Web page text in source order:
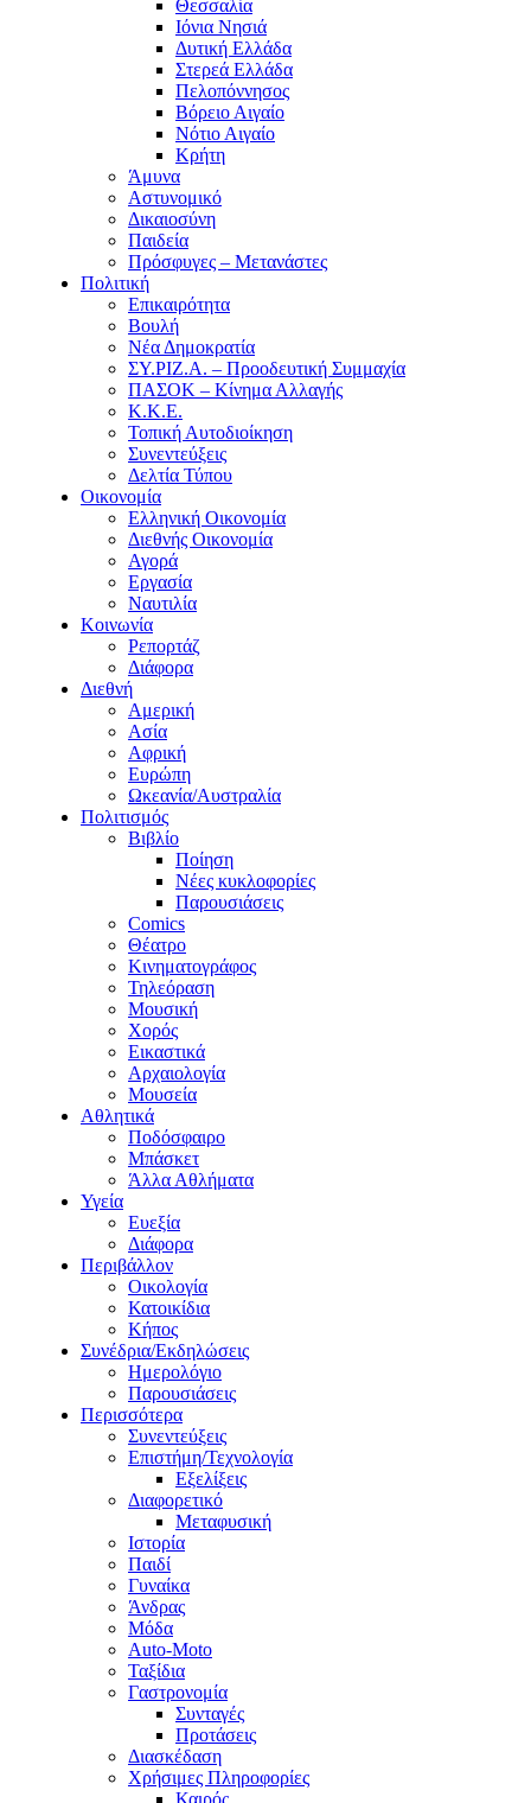
Θεσσαλία
Ιόνια Νησιά
Δυτική Ελλάδα
Στερεά Ελλάδα
Πελοπόννησος
Βόρειο Αιγαίο
Νότιο Αιγαίο
Κρήτη
Άμυνα
Αστυνομικό
Δικαιοσύνη
Παιδεία
Πρόσφυγες – Μετανάστες
Πολιτική
Επικαιρότητα
Βουλή
Νέα Δημοκρατία
ΣΥ.ΡΙΖ.Α. – Προοδευτική Συμμαχία
ΠΑΣΟΚ – Κίνημα Αλλαγής
Κ.Κ.Ε.
Τοπική Αυτοδιοίκηση
Συνεντεύξεις
Δελτία Τύπου
Οικονομία
Ελληνική Οικονομία
Διεθνής Οικονομία
Αγορά
Εργασία
Ναυτιλία
Κοινωνία
Ρεπορτάζ
Διάφορα
Διεθνή
Αμερική
Ασία
Αφρική
Ευρώπη
Ωκεανία/Αυστραλία
Πολιτισμός
Βιβλίο
Ποίηση
Νέες κυκλοφορίες
Παρουσιάσεις
Comics
Θέατρο
Κινηματογράφος
Τηλεόραση
Μουσική
Χορός
Εικαστικά
Αρχαιολογία
Μουσεία
Αθλητικά
Ποδόσφαιρο
Μπάσκετ
Άλλα Αθλήματα
Υγεία
Ευεξία
Διάφορα
Περιβάλλον
Οικολογία
Κατοικίδια
Κήπος
Συνέδρια/Εκδηλώσεις
Ημερολόγιο
Παρουσιάσεις
Περισσότερα
Συνεντεύξεις
Επιστήμη/Τεχνολογία
Εξελίξεις
Διαφορετικό
Μεταφυσική
Ιστορία
Παιδί
Γυναίκα
Άνδρας
Μόδα
Auto-Moto
Ταξίδια
Γαστρονομία
Συνταγές
Προτάσεις
Διασκέδαση
Χρήσιμες Πληροφορίες
Καιρός